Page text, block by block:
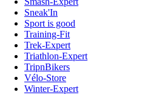
Sneak'In
Sport is good
Training-Fit
Trek-Expert
Triathlon-Expert
TripnBikers
Vélo-Store
Winter-Expert